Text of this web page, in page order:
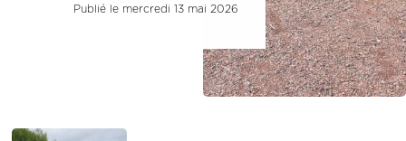
Publié le mercredi 13 mai 2026